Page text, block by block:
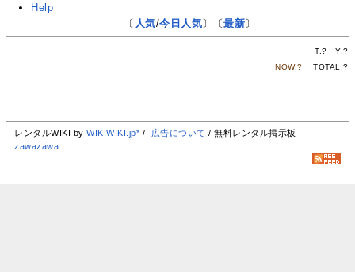
Help
〔 人気/今日人気〕〔最新〕
T.? Y.?
NOW.? TOTAL.?
レンタルWIKI byWIKIWIKI.jp* / 広告について / 無料レンタル掲示板
zawazawa